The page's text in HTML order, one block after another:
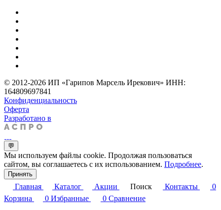
© 2012-2026 ИП «Гарипов Марсель Ирекович» ИНН:
164809697841
Конфиденциальность
Оферта
Разработано в
💬
Мы используем файлы cookie. Продолжая пользоваться
сайтом, вы соглашаетесь с их использованием. Подробнее.
Принять
Главная Каталог Акции Поиск Контакты
0
Корзина
0 Избранные 0 Сравнение